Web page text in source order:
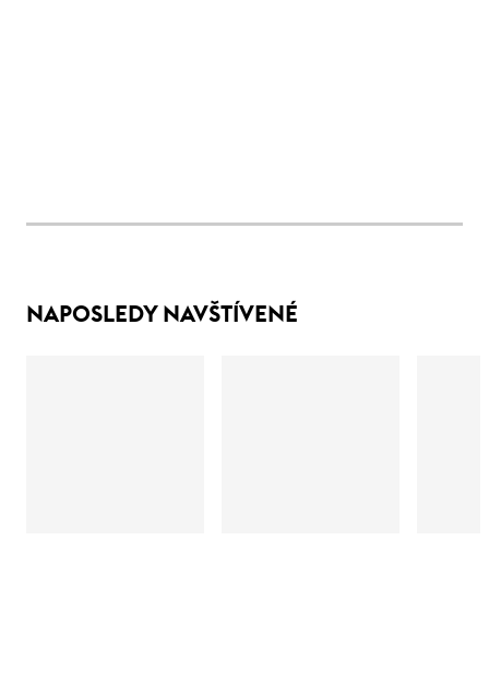
NAPOSLEDY NAVŠTÍVENÉ